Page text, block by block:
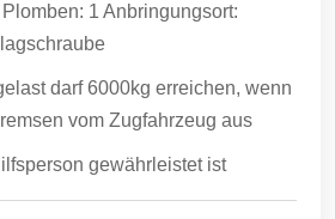
1 Anbringungsort:
darf 6000kg erreichen, wenn
vom Zugfahrzeug aus
gewährleistet ist